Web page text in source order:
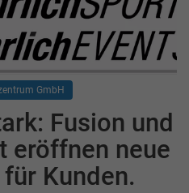
GmbH
Fusion und
eröffnen neue
Kunden.